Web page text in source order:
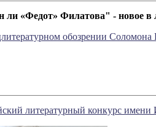
ли «Федот» Филатова" - новое
обозрении
литературный конкурс имени